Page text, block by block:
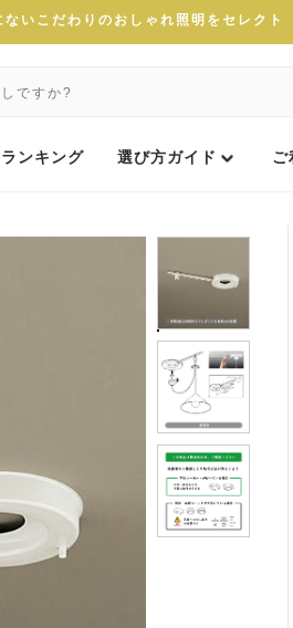
ないこだわりのおしゃれ照明をセレクト
ランキング 選び方ガイド ご